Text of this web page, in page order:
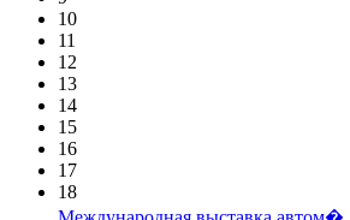
10
11
12
13
14
15
16
17
18